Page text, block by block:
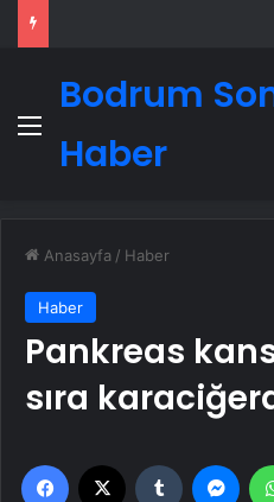
Menü
Bodrum
Haber
Anasayfa / Haber
Haber
Pankreas
sıra
Facebook Tumblr